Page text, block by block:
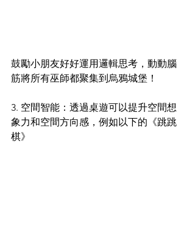
鼓勵小朋友好好運用邏輯思考，動動腦
筋將所有巫師都聚集到烏鴉城堡！
3. 空間智能：透過桌遊可以提升空間想
象力和空間方向感，例如以下的《跳跳
棋》